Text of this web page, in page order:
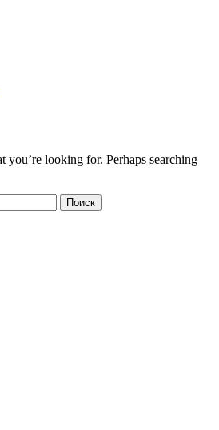
you’re looking for. Perhaps searching